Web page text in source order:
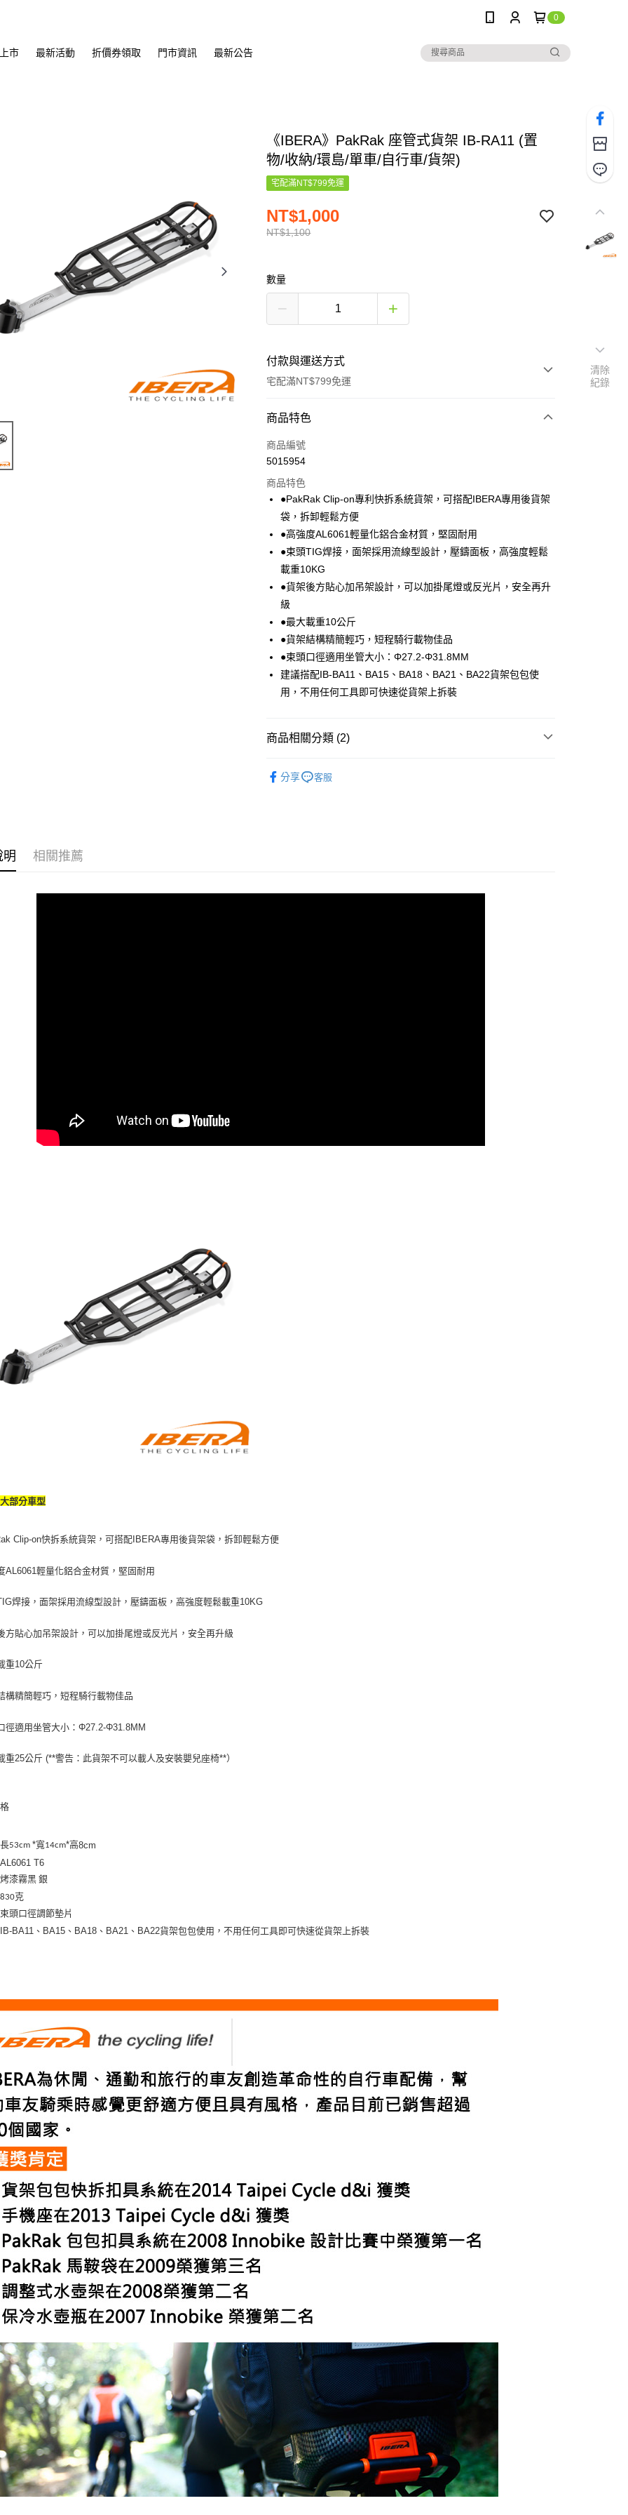
0
市 最新活動 折價券領取 門市資訊 最新公告
《IBERA》PakRak 座管式貨架 IB-RA11 (置
物/收納/環島/單車/自行車/貨架)
宅配滿NT$799免運
NT$1,100
NT$1,000
數量
付款與運送方式
宅配滿NT$799免運
付款方式
信用卡一次付款
3 期 0 利率 每期 NT$333 21家銀行
合作金庫商業銀行
華南商業銀行
彰化商業銀行
國泰世華商業銀行
兆豐國際商業銀行
臺灣中小企業銀行
匯豐（台灣）商業銀行
華泰商業銀行
聯邦商業銀行
元大商業銀行
台新國際商業銀行
中國信託商業銀行
台灣樂天信用卡公司
6 期 0 利率 每期
合作金庫商業銀行
第一商業銀行
華南商業銀行
彰化商業銀行
上海商業儲蓄銀行
臺灣中小企業銀行
台中商業銀行
匯豐（台灣）商業銀行
聯邦商業銀行
元大商業銀行
永豐商業銀行
玉山商業銀行
星展（台灣）商業銀行
台灣樂天信用卡公司
LINE Pay
Apple Pay
街口支付
悠遊付
Google Pay
ATM付款
宅配
付款後門市自取
商品特色
商品編號
5015954
商品特色
●PakRak Clip-on專利快拆系統貨架，可搭配IBERA專用後貨架
袋，拆卸輕鬆方便
●高強度AL6061輕量化鋁合金材質，堅固耐用
●束頭TIG焊接，面架採用流線型設計，壓鑄面板，高強度輕鬆
載重10KG
●貨架後方貼心加吊架設計，可以加掛尾燈或反光片，安全再升
級
●最大載重10公斤
●貨架結構精簡輕巧，短程騎行載物佳品
●束頭口徑適用坐管大小：Φ27.2-Φ31.8MM
建議搭配IB-BA11、BA15、BA18、BA21、BA22貨架包包使
用，不用任何工具即可快速從貨架上拆裝
商品相關分類 (2)
分享 客服
明 相關推薦
部分車型
Clip-on快拆系統貨架，可搭配IBERA專用後貨架袋，拆卸輕鬆方便
AL6061輕量化鋁合金材質，堅固耐用
焊接，面架採用流線型設計，壓鑄面板，高強度輕鬆載重10KG
方貼心加吊架設計，可以加掛尾燈或反光片，安全再升級
重10公斤
構精簡輕巧，短程騎行載物佳品
徑適用坐管大小：Φ27.2-Φ31.8MM
重25公斤 (**警告：此貨架不可以載人及安裝嬰兒座椅**）
53cm*寬14cm*高8cm
AL6061 T6
漆霧黑 銀
830克
頭口徑調節墊片
IB-BA11、BA15、BA18、BA21、BA22貨架包包使用，不用任何工具即可快速從貨架上拆裝
清除
紀錄